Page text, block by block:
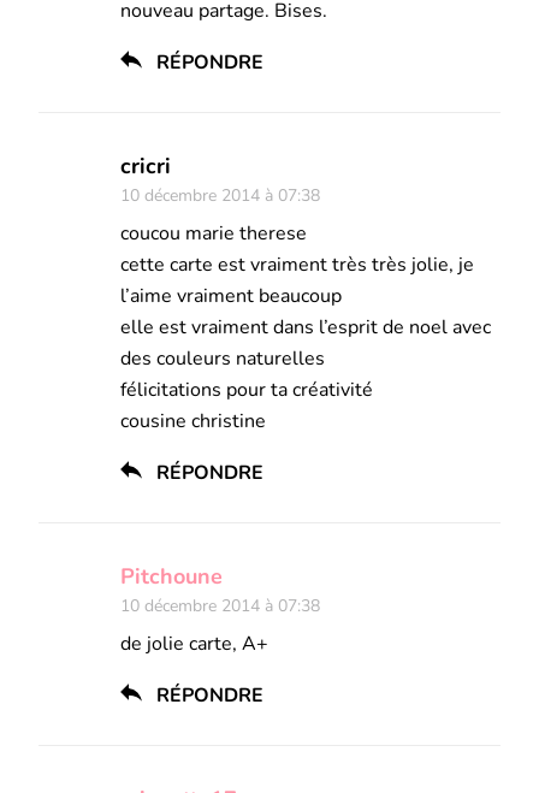
nouveau partage. Bises.
RÉPONDRE
cricri
10 décembre 2014 à 07:38
coucou marie therese
cette carte est vraiment très très jolie, je
l’aime vraiment beaucoup
elle est vraiment dans l’esprit de noel avec
des couleurs naturelles
félicitations pour ta créativité
cousine christine
RÉPONDRE
Pitchoune
10 décembre 2014 à 07:38
de jolie carte, A+
RÉPONDRE